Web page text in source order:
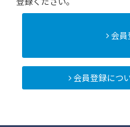
会員
会員登録につ